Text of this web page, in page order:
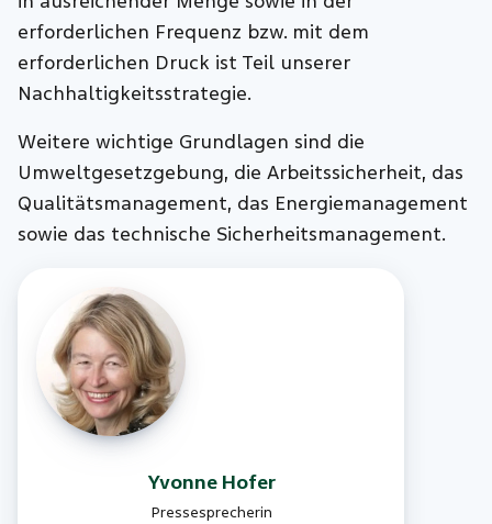
Yvonne Hofer
Pressesprecherin
erforderlichen Frequenz bzw. mit dem
erforderlichen Druck ist Teil unserer
Nachhaltigkeitsstrategie.
Weitere wichtige Grundlagen sind die
Umweltgesetzgebung, die Arbeitssicherheit, das
Qualitätsmanagement, das Energiemanagement
sowie das technische Sicherheitsmanagement.